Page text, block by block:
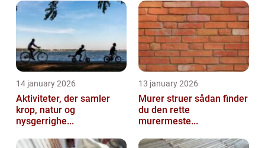
14 january 2026
Aktiviteter, der samler
krop, natur og
nysgerrighe...
13 january 2026
Murer struer sådan finder
du den rette
murermeste...